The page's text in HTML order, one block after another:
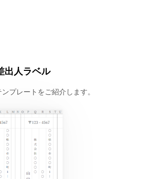
出人ラベル
プレートをご紹介します。